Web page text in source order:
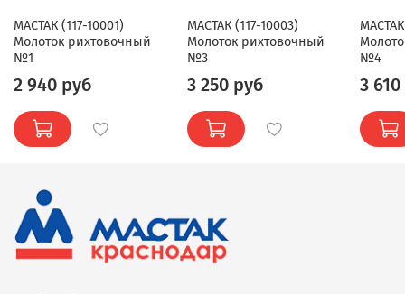
МАСТАК (117-10001)
Молоток рихтовочный
№1
2 940 руб
МАСТАК (117-10003)
Молоток рихтовочный
№3
3 250 руб
МАСТАК
№4
3